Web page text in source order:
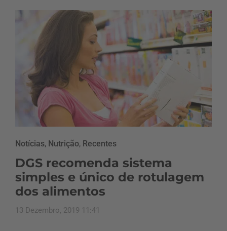
Notícias, Nutrição, Recentes
DGS recomenda sistema
simples e único de rotulagem
dos alimentos
13 Dezembro, 2019 11:41